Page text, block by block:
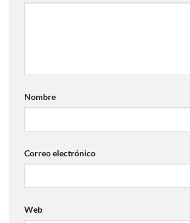
Nombre
Correo electrónico
Web